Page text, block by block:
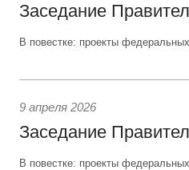
Заседание
В повестке: проекты
9 апреля 2026
Заседание
В повестке: проекты